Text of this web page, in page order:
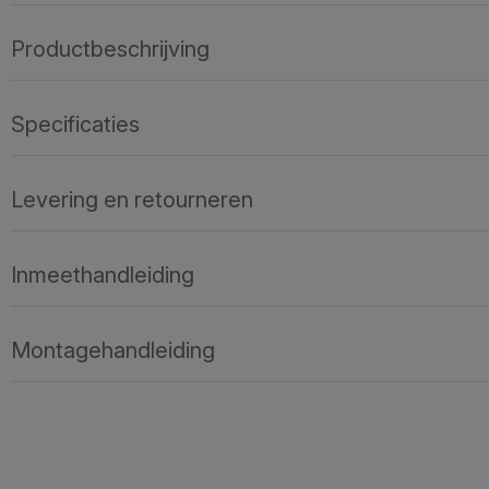
Productbeschrijving
Specificaties
Levering en retourneren
Inmeethandleiding
Montagehandleiding